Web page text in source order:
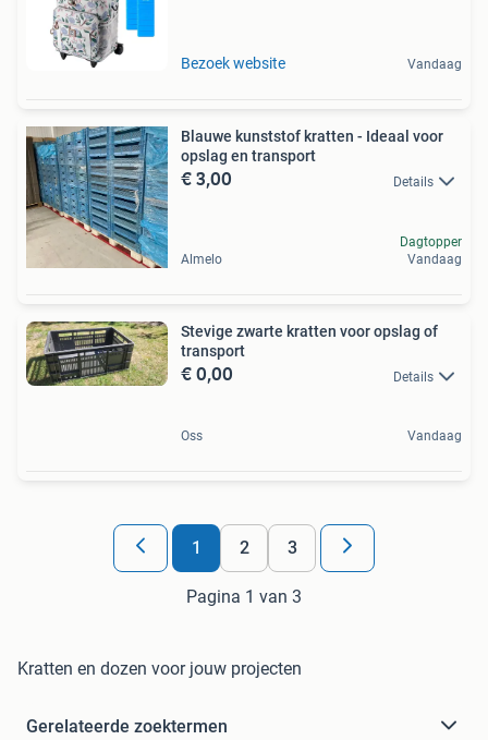
Bezoek website Vandaag
Blauwe kunststof kratten - Ideaal voor
opslag en transport
€ 3,00 Details
Almelo
Dagtopper
Vandaag
Stevige zwarte kratten voor opslag of
transport
€ 0,00 Details
Oss Vandaag
1 2 3
Pagina 1 van 3
Kratten en dozen voor jouw projecten
Gerelateerde zoektermen